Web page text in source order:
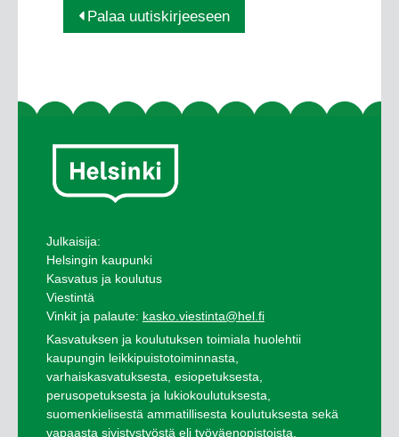
Palaa uutiskirjeeseen
Julkaisija:
Helsingin kaupunki
Kasvatus ja koulutus
Viestintä
Vinkit ja palaute: kasko.viestinta@hel.fi
Kasvatuksen ja koulutuksen toimiala huolehtii
kaupungin leikkipuistotoiminnasta,
varhaiskasvatuksesta, esiopetuksesta,
perusopetuksesta ja lukiokoulutuksesta,
suomenkielisestä ammatillisesta koulutuksesta sekä
vapaasta sivistystyöstä eli työväenopistoista.